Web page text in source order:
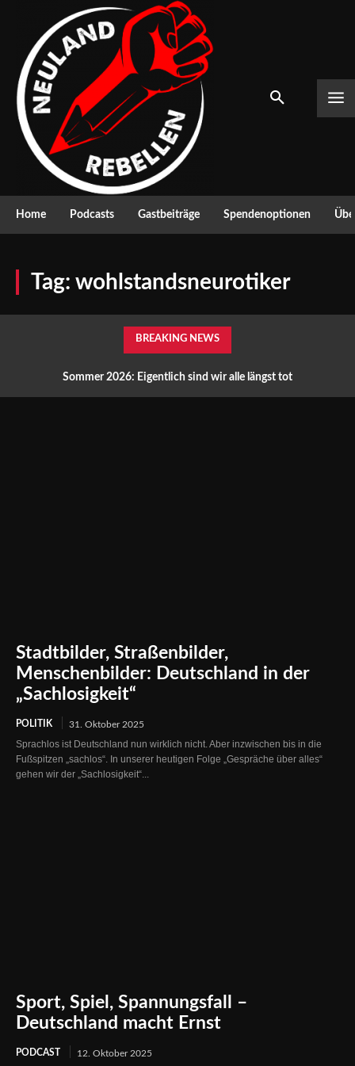
Home Podcasts Gastbeiträge Spendenoptionen
Tag: wohlstandsneurotiker
BREAKING NEWS
Sommer 2026: Eigentlich sind wir alle längst tot
Stadtbilder, Straßenbilder,
Menschenbilder: Deutschland in der
„Sachlosigkeit“
POLITIK 31. Oktober 2025
Sprachlos ist Deutschland nun wirklich nicht. Aber inzwischen bis in die
Fußspitzen „sachlos“. In unserer heutigen Folge „Gespräche über alles“
gehen wir der „Sachlosigkeit“...
Sport, Spiel, Spannungsfall –
Deutschland macht Ernst
PODCAST 12. Oktober 2025